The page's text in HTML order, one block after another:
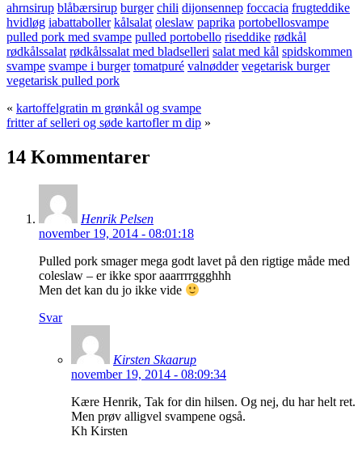
ahrnsirup blåbærsirup burger chili dijonsennep foccacia frugteddike
hvidløg iabattaboller kålsalat oleslaw paprika portobellosvampe
pulled pork med svampe pulled portobello riseddike rødkål
rødkålssalat rødkålssalat med bladselleri salat med kål spidskommen
svampe svampe i burger tomatpuré valnødder vegetarisk burger
vegetarisk pulled pork
« kartoffelgratin m grønkål og svampe
fritter af selleri og søde kartofler m dip »
14 Kommentarer
Henrik Pelsen
november 19, 2014 - 08:01:18
Pulled pork smager mega godt lavet på den rigtige måde med
coleslaw – er ikke spor aaarrrrggghhh
Men det kan du jo ikke vide
Svar
Kirsten Skaarup
november 19, 2014 - 08:09:34
Kære Henrik, Tak for din hilsen. Og nej, du har helt ret.
Men prøv alligvel svampene også.
Kh Kirsten